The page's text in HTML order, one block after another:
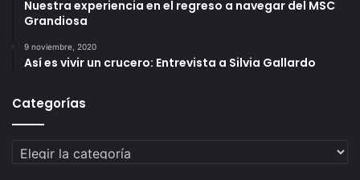
Nuestra experiencia en el regreso a navegar del MSC
Grandiosa
9 noviembre, 2020
Así es vivir un crucero: Entrevista a Silvia Gallardo
Categorías
Categorías